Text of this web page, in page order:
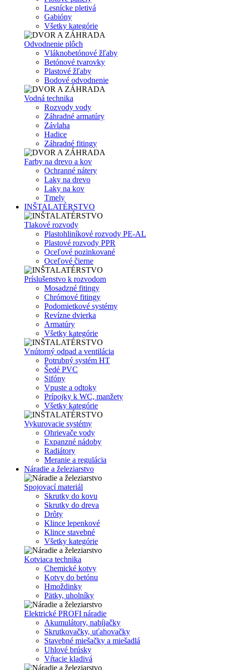
Lesnícke pletivá
Gabióny
Všetky kategórie
Odvodnenie plôch
Vláknobetónové žľaby
Betónové tvarovky
Plastové žľaby
Bodové odvodnenie
Vodná technika
Rozvody vody
Záhradné armatúry
Závlaha
Hadice
Záhradné fitingy
Farby na drevo a kov
Ochranné nátery
Laky na drevo
Laky na kov
Tmely
INŠTALATÉRSTVO
Tlakové rozvody
Plastohliníkové rozvody PE-AL
Plastové rozvody PPR
Oceľové pozinkované
Oceľové čierne
Príslušenstvo k rozvodom
Mosadzné fitingy
Chrómové fitingy
Podomietkové systémy
Revízne dvierka
Armatúry
Všetky kategórie
Vnútorný odpad a ventilácia
Potrubný systém HT
Šedé PVC
Sifóny
Vpuste a odtoky
Prípojky k WC, manžety
Všetky kategórie
Vykurovacie systémy
Ohrievače vody
Expanzné nádoby
Radiátory
Meranie a regulácia
Náradie a železiarstvo
Spojovací materiál
Skrutky do kovu
Skrutky do dreva
Drôty
Klince lepenkové
Klince stavebné
Všetky kategórie
Kotviaca technika
Chemické kotvy
Kotvy do betónu
Hmoždinky
Pätky, uholníky
Elektrické PROFI náradie
Akumulátory, nabíjačky
Skrutkovačky, uťahovačky
Stavebné miešačky a miešadlá
Uhlové brúsky
Vŕtacie kladivá